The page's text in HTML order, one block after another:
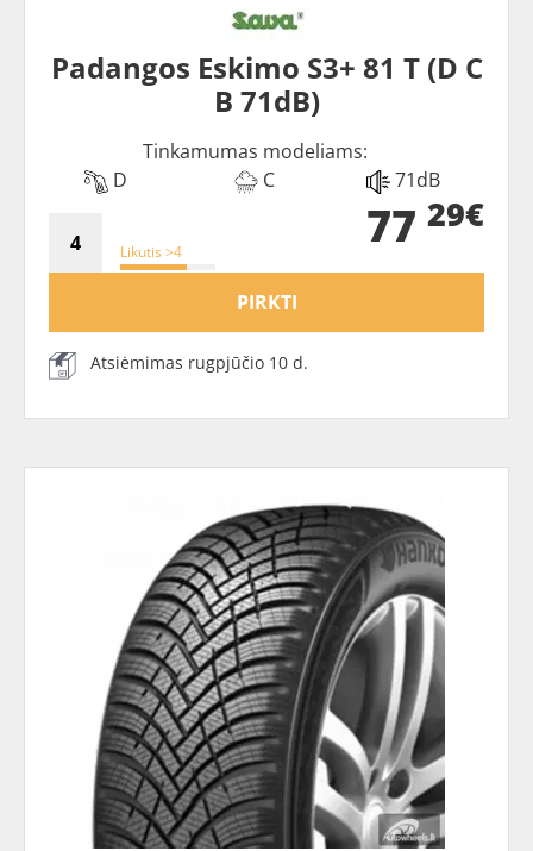
Padangos Eskimo S3+ 81 T (D C
B 71dB)
Tinkamumas modeliams:
D
C 71dB
Likutis >4 77 29€
PIRKTI
Atsiėmimas rugpjūčio 10 d.